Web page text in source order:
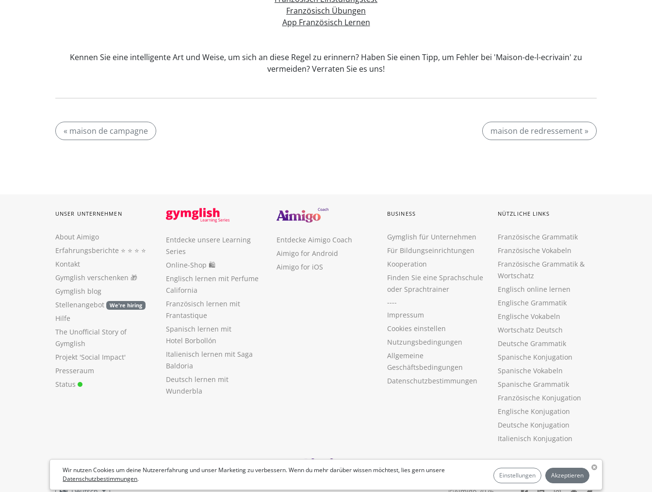
Französisch Übungen
App Französisch Lernen
Kennen Sie eine intelligente Art und Weise, um sich an diese Regel zu erinnern? Haben Sie einen Tipp, um Fehler bei 'Maison-de-l-ecrivain' zu
vermeiden? Verraten Sie es uns!
« maison de campagne maison de redressement »
Wir nutzen Cookies um deine Nutzererfahrung und unser Marketing zu verbessern. Wenn du mehr darüber wissen möchtest, lies gern unsere
Datenschutzbestimmungen. Einstellungen Akzeptieren
UNSER UNTERNEHMEN
About Aimigo
Erfahrungsberichte ⭐️ ⭐️ ⭐️ ⭐️
Kontakt
Gymglish verschenken 🎁
Gymglish blog
Stellenangebot
We're hiring
Hilfe
The Unofficial Story of
Gymglish
Projekt 'Social Impact'
Presseraum
Status
Entdecke unsere Learning
Series
Online-Shop 🛍
Englisch lernen mit Perfume
California
Französisch lernen mit
Frantastique
Spanisch lernen mit
Hotel Borbollón
Italienisch lernen mit Saga
Baldoria
Deutsch lernen mit
Wunderbla
Entdecke Aimigo Coach
Aimigo for Android
Aimigo for iOS
BUSINESS
Gymglish für Unternehmen
Für Bildungseinrichtungen
Kooperation
Finden Sie eine Sprachschule
oder Sprachtrainer
----
Impressum
Cookies einstellen
Nutzungsbedingungen
Allgemeine
Geschäftsbedingungen
Datenschutzbestimmungen
NÜTZLICHE LINKS
Französische Grammatik
Französische Vokabeln
Französische Grammatik &
Wortschatz
Englisch online lernen
Englische Grammatik
Englische Vokabeln
Wortschatz Deutsch
Deutsche Grammatik
Spanische Konjugation
Spanische Vokabeln
Spanische Grammatik
Französische Konjugation
Englische Konjugation
Deutsche Konjugation
Italienisch Konjugation